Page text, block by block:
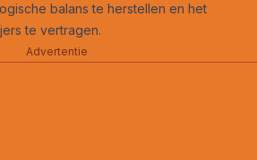
balans te herstellen en het
te vertragen.
Advertentie